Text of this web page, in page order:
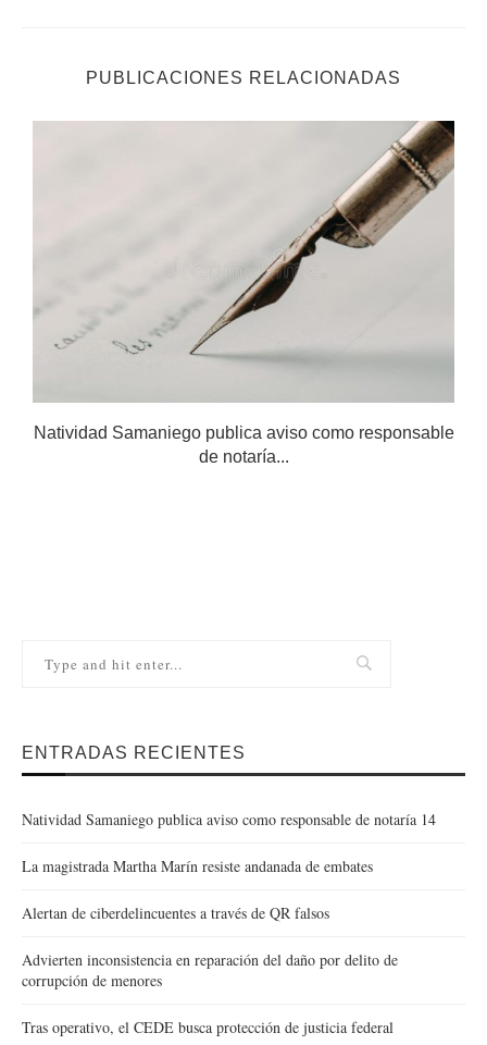
PUBLICACIONES RELACIONADAS
Natividad Samaniego publica aviso como responsable
de notaría...
ENTRADAS RECIENTES
Natividad Samaniego publica aviso como responsable de notaría 14
La magistrada Martha Marín resiste andanada de embates
Alertan de ciberdelincuentes a través de QR falsos
Advierten inconsistencia en reparación del daño por delito de
corrupción de menores
Tras operativo, el CEDE busca protección de justicia federal